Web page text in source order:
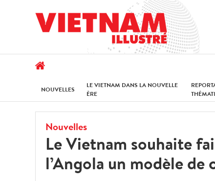
NOUVELLES
LE VIETNAM DANS LA NOUVELLE
ÈRE
Nouvelles
Le Vietnam souhaite
l’Angola un modèle